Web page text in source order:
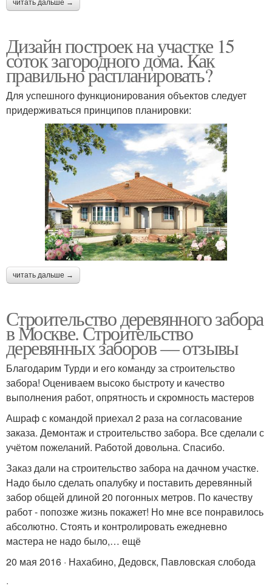
читать дальше →
Дизайн построек на участке 15
соток загородного дома. Как
правильно распланировать?
Для успешного функционирования объектов следует
придерживаться принципов планировки:
читать дальше →
Строительство деревянного забора
в Москве. Строительство
деревянных заборов — отзывы
Благодарим Турди и его команду за строительство
забора! Оцениваем высоко быстроту и качество
выполнения работ, опрятность и скромность мастеров
Ашраф с командой приехал 2 раза на согласование
заказа. Демонтаж и строительство забора. Все сделали с
учётом пожеланий. Работой довольна. Спасибо.
Заказ дали на строительство забора на дачном участке.
Надо было сделать опалубку и поставить деревянный
забор общей длиной 20 погонных метров. По качеству
работ - попозже жизнь покажет! Но мне все понравилось
абсолютно. Стоять и контролировать ежедневно
мастера не надо было,… ещё
20 мая 2016 · Нахабино, Дедовск, Павловская слобода
·